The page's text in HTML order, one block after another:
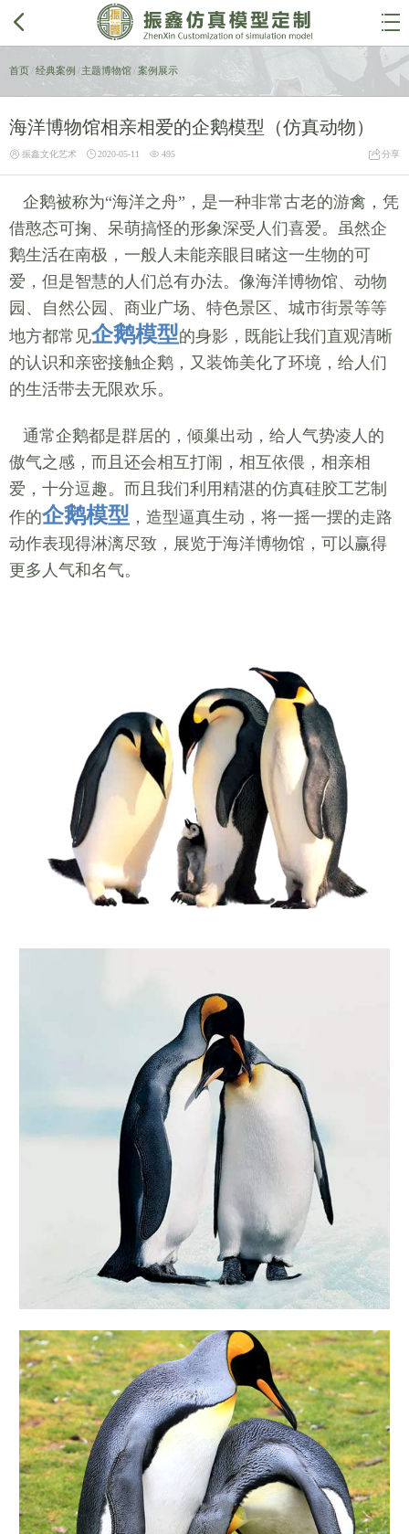
 
首页 经典案例 /主题博物馆 /案例展示
海洋博物馆相亲相爱的企鹅模型（仿真动物）
 振鑫文化艺术  2020-05-11  495 分享
企鹅被称为“海洋之舟”，是一种非常古老的游禽，凭
借憨态可掬、呆萌搞怪的形象深受人们喜爱。虽然企
鹅生活在南极，一般人未能亲眼目睹这一生物的可
爱，但是智慧的人们总有办法。像海洋博物馆、动物
园、自然公园、商业广场、特色景区、城市街景等等
地方都常见企鹅模型的身影，既能让我们直观清晰
的认识和亲密接触企鹅，又装饰美化了环境，给人们
的生活带去无限欢乐。
通常企鹅都是群居的，倾巢出动，给人气势凌人的
傲气之感，而且还会相互打闹，相互依偎，相亲相
爱，十分逗趣。而且我们利用精湛的仿真硅胶工艺制
作的企鹅模型 ，造型逼真生动，将一摇一摆的走路
动作表现得淋漓尽致，展览于海洋博物馆，可以赢得
更多人气和名气。